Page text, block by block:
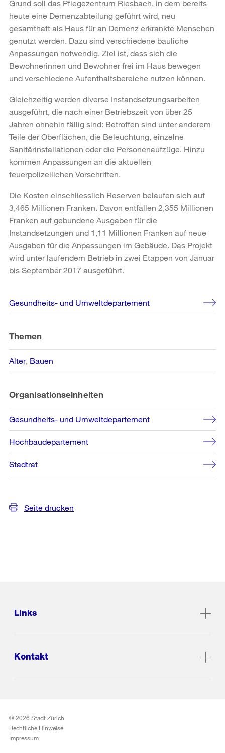
Grund soll das Pflegezentrum Riesbach, in dem bereits
heute eine Demenzabteilung geführt wird, neu
gesamthaft als Haus für an Demenz erkrankte Menschen
genutzt werden. Dazu sind verschiedene bauliche
Anpassungen notwendig. Ziel ist, dass sich die
Bewohnerinnen und Bewohner frei im Haus bewegen
und verschiedene Aufenthaltsbereiche nutzen können.
Gleichzeitig werden diverse Instandsetzungsarbeiten
ausgeführt, die nach einer Betriebszeit von über 25
Jahren ohnehin fällig sind: Betroffen sind unter anderem
Teile der Oberflächen, die Beleuchtung, einzelne
Sanitärinstallationen oder die Personenaufzüge. Hinzu
kommen Anpassungen an die aktuellen
feuerpolizeilichen Vorschriften.
Die Kosten einschliesslich Reserven belaufen sich auf
3,465 Millionen Franken. Davon entfallen 2,355 Millionen
Franken auf gebundene Ausgaben für die
Instandsetzungen und 1,11 Millionen Franken auf neue
Ausgaben für die Anpassungen im Gebäude. Das Projekt
wird unter laufendem Betrieb in zwei Etappen von Januar
bis September 2017 ausgeführt.
Weitere
Informationen
Gesundheits- und Umweltdepartement
Themen
Alter Bauen
Organisationseinheiten
Gesundheits- und Umweltdepartement
Hochbaudepartement
Stadtrat
Seite drucken
Links
Kontakt
© 2026 Stadt Zürich
Rechtliche Hinweise
Impressum